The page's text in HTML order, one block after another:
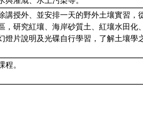
講授外、並安排一天的野外土壤實習
，研究紅壤、海岸砂質土、紅壤水田化
燈片說明及光碟自行學習，了解土壤
程。